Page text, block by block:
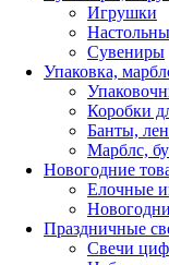
Игрушки
Сувениры
Упаковка,
Коробки
Банты,
Марблс,
Новогодние
Елочные
Праздничные
Свечи